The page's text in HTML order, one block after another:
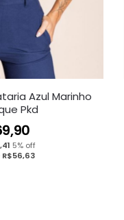
Azul Marinho
Pkd
5% off
R$56,63